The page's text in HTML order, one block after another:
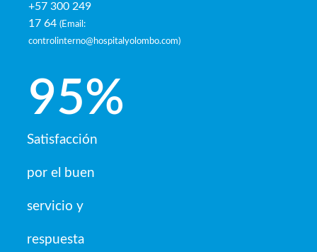
+57 300 249
17 64 (Email:
controlinterno@hospitalyolombo.com)
Satisfacción
por el buen
servicio y
respuesta
95%